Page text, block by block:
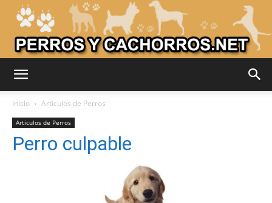
–
Inicio Articulos de Perros
Articulos de Perros
Perro culpable